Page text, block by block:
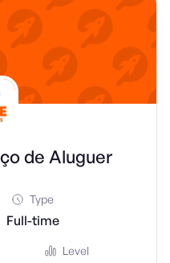
de Aluguer
Type
Full-time
Level